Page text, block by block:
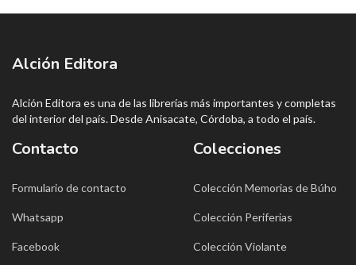
Alción Editora
Alción Editora es una de las librerías más importantes y completas
del interior del país. Desde Anisacate, Córdoba, a todo el país.
Contacto
Formulario de contacto
Whatsapp
Facebook
Colecciones
Colección Memorias de Búho
Colección Periferias
Colección Violante